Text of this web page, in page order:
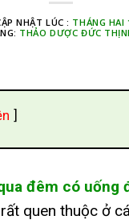
NHẬT LÚC : THÁNG HAI
THẢO DƯỢC ĐỨC
đêm có uống
quen thuộc ở